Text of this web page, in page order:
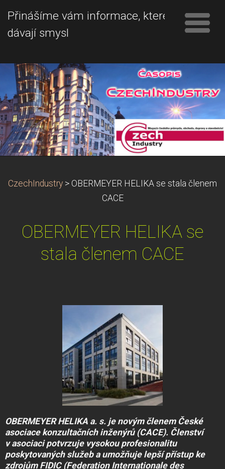
Přinášíme vám informace, které
dávají smysl
CzechIndustry > OBERMEYER HELIKA se stala členem
CACE
OBERMEYER HELIKA se
stala členem CACE
OBERMEYER HELIKA a. s. je novým členem České
asociace konzultačních inženýrů (CACE). Členství
v asociaci potvrzuje vysokou profesionalitu
poskytovaných služeb a umožňuje lepší přístup ke
zdrojům FIDIC (Federation Internationale des